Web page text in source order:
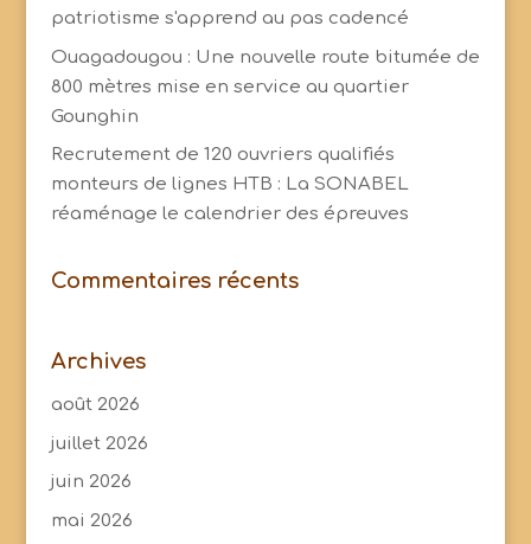
patriotisme s'apprend au pas cadencé
Ouagadougou : Une nouvelle route bitumée de
800 mètres mise en service au quartier
Gounghin
Recrutement de 120 ouvriers qualifiés
monteurs de lignes HTB : La SONABEL
réaménage le calendrier des épreuves
Commentaires récents
Archives
août 2026
juillet 2026
juin 2026
mai 2026